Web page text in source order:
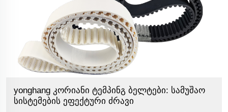
yonghang კორიანი ტემპინგ ბელტები: სამუშაო
სისტემების ეფექტური ძრავი